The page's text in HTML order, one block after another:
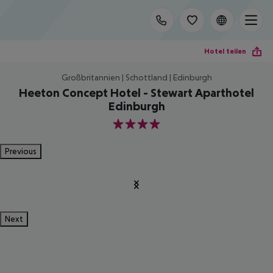
Hotel teilen
Großbritannien | Schottland | Edinburgh
Heeton Concept Hotel - Stewart Aparthotel
Edinburgh
4
Previous
Next